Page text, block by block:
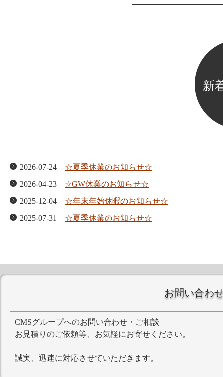
新
2026-07-24 ☆夏季休業のお知らせ☆
2026-04-23 ☆GW休業のお知らせ☆
2025-12-04 ☆年末年始休暇のお知らせ☆
2025-07-31 ☆夏季休業のお知らせ☆
お問い合わ
CMSグループへのお問い合わせ・ご相談
お見積りのご依頼等、お気軽にお寄せください。
誠実、迅速に対応させていただきます。